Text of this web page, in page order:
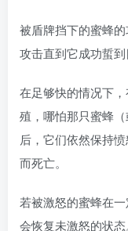
被盾牌挡下的蜜蜂
攻击直到它成功蜇到
在足够快的情况下
殖，哪怕那只蜜蜂
后，它们依然保持
而死亡。
若被激怒的蜜蜂在
会恢复未激怒的状态